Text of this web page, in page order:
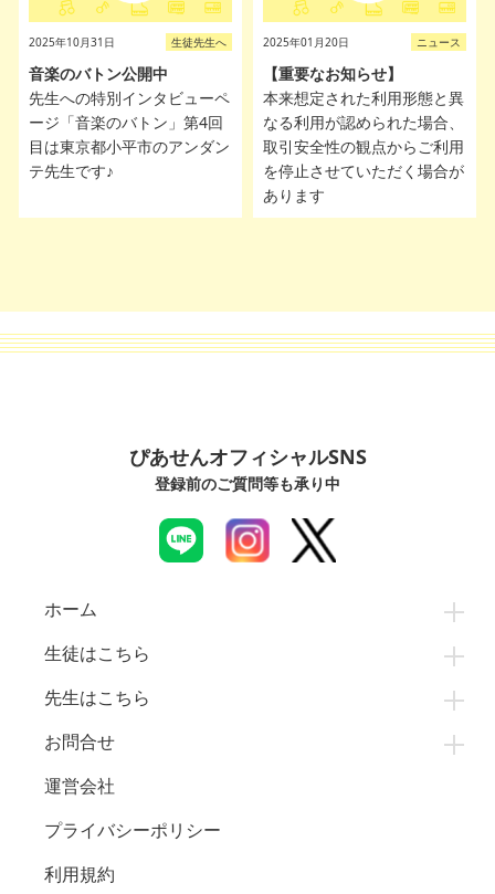
2025年10月31日 生徒先生へ
音楽のバトン公開中
先生への特別インタビューペ
ージ「音楽のバトン」第4回
目は東京都小平市のアンダン
テ先生です♪
2025年01月20日 ニュース
【重要なお知らせ】
本来想定された利用形態と異
なる利用が認められた場合、
取引安全性の観点からご利用
を停止させていただく場合が
あります
ぴあせんオフィシャルSNS
登録前のご質問等も承り中
ホーム
生徒はこちら
先生はこちら
お問合せ
運営会社
プライバシーポリシー
利用規約